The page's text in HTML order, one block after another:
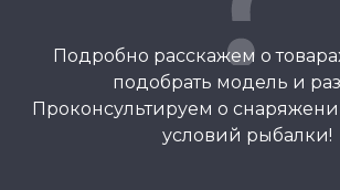
Подробно расскажем о
подобрать модель и
Проконсультируем о
условий рыбалки!